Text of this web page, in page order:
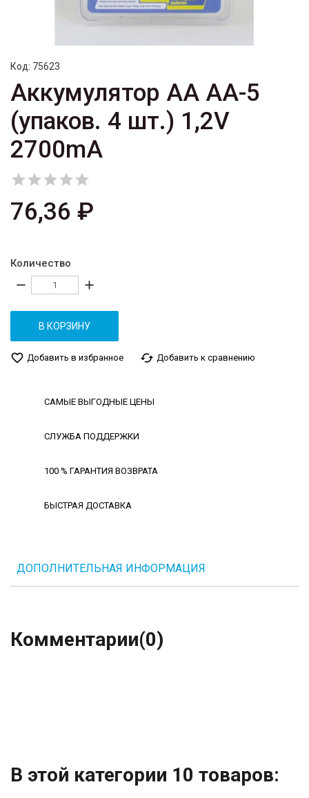
Код: 75623
Аккумулятор AA AA-5
(упаков. 4 шт.) 1,2V
2700mA

76,36 ₽
Количество
remove add
В КОРЗИНУ
favorite_border Добавить в избранное cached Добавить к сравнению
САМЫЕ ВЫГОДНЫЕ ЦЕНЫ
СЛУЖБА ПОДДЕРЖКИ
100 % ГАРАНТИЯ ВОЗВРАТА
БЫСТРАЯ ДОСТАВКА
ДОПОЛНИТЕЛЬНАЯ ИНФОРМАЦИЯ
Комментарии(0)
В этой категории 10 товаров: